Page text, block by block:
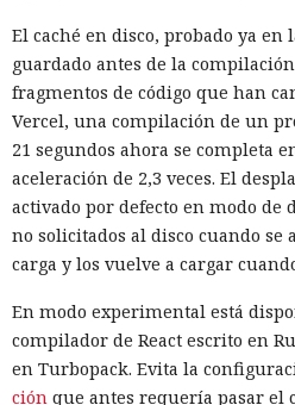
vulnerables. En total, los
alrededor de veinte fallos que
en el equipo, a gestores de
navegador.
Zenity comunicó los hallazgos a
compañía confirmó que luego
y que aplicó las mismas
navegador en la aplicación
OpenAIofrece a los usuariosla
ChatGPT o la extensión para
En Zenity subrayan que los
El caché en disco, probado ya en
guardado antes de la
fragmentos de código que han
Vercel, una compilación de un
21 segundos ahora se completa
aceleración de 2,3 veces. El
activado por defecto en modo de
no solicitados al disco cuando
carga y los vuelve a cargar
En modo experimental está
compilador de React escrito en
en Turbopack. Evita la
ción que antes requería pasar el